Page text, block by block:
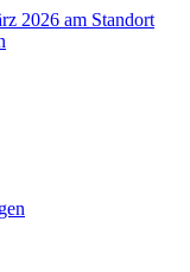
2026 am Standort